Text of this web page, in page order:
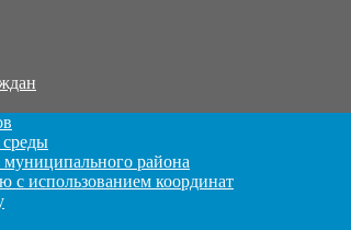
района
с использованием координат